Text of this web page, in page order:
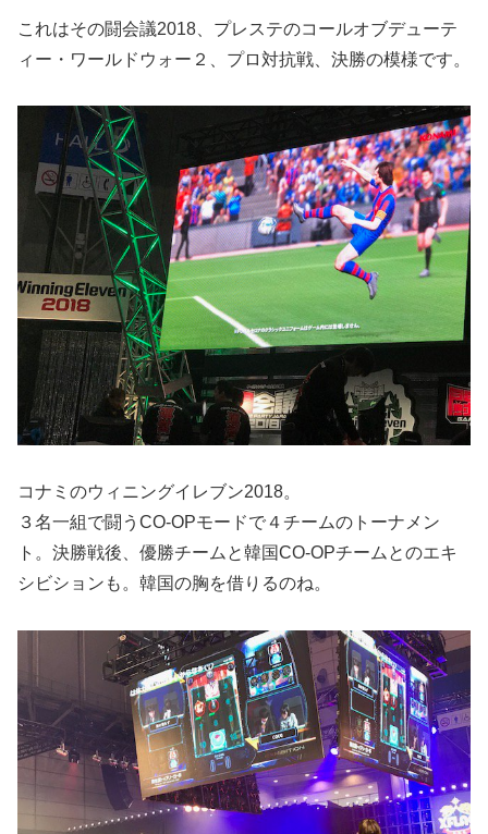
これはその闘会議2018、プレステのコールオブデューテ
ィー・ワールドウォー２、プロ対抗戦、決勝の模様です。
コナミのウィニングイレブン2018。
３名一組で闘うCO-OPモードで４チームのトーナメン
ト。決勝戦後、優勝チームと韓国CO-OPチームとのエキ
シビションも。韓国の胸を借りるのね。